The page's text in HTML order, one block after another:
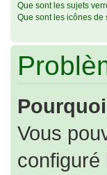
Que sont les sujets
Que sont les icônes de
Vous
configuré